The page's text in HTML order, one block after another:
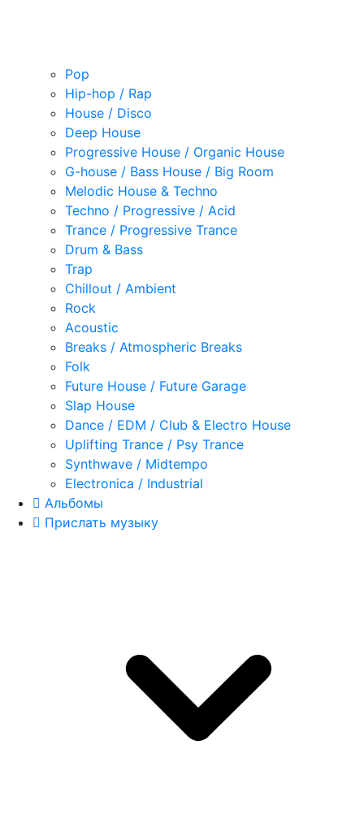
Pop
Hip-hop / Rap
House / Disco
Deep House
Progressive House / Organic House
G-house / Bass House / Big Room
Melodic House & Techno
Techno / Progressive / Acid
Trance / Progressive Trance
Drum & Bass
Trap
Chillout / Ambient
Rock
Acoustic
Breaks / Atmospheric Breaks
Folk
Future House / Future Garage
Slap House
Dance / EDM / Club & Electro House
Uplifting Trance / Psy Trance
Synthwave / Midtempo
Electronica / Industrial
Альбомы
Прислать музыку